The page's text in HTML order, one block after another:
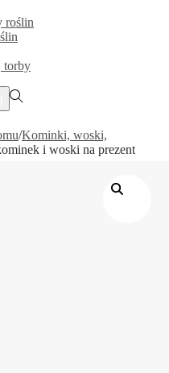
roślin
torby
/Kominki, woski,
i woski na prezent